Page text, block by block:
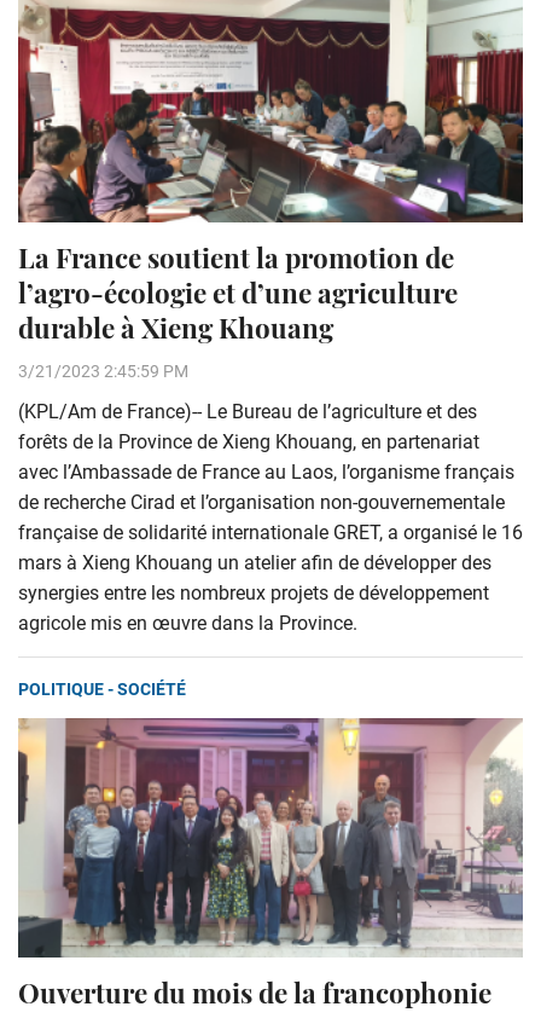
La France soutient la promotion de
l’agro-écologie et d’une agriculture
durable à Xieng Khouang
3/21/2023 2:45:59 PM
(KPL/Am de France)-- Le Bureau de l’agriculture et des
forêts de la Province de Xieng Khouang, en partenariat
avec l’Ambassade de France au Laos, l’organisme français
de recherche Cirad et l’organisation non-gouvernementale
française de solidarité internationale GRET, a organisé le 16
mars à Xieng Khouang un atelier afin de développer des
synergies entre les nombreux projets de développement
agricole mis en œuvre dans la Province.
POLITIQUE - SOCIÉTÉ
Ouverture du mois de la francophonie